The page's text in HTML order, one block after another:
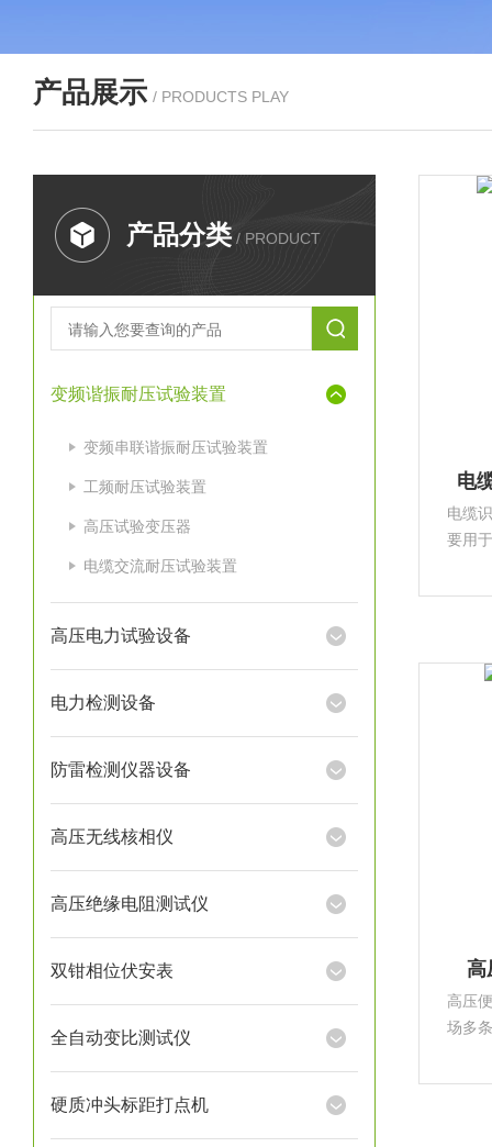
产品展示 / PRODUCTS PLAY
产品分类 / PRODUCT
变频谐振耐压试验装置
变频串联谐振耐压试验装置
工频耐压试验装置
高压试验变压器
电缆交流耐压试验装置
高压电力试验设备
电力检测设备
防雷检测仪器设备
高压无线核相仪
高压绝缘电阻测试仪
双钳相位伏安表
全自动变比测试仪
硬质冲头标距打点机
电
电缆
要用
缆所
高
高压
场多
的重